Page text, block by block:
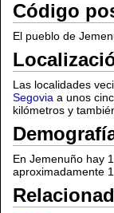
Código
El pueblo de
Las localidades
Segovia a unos
kilómetros y
En Jemenuño hay
aproximadamente